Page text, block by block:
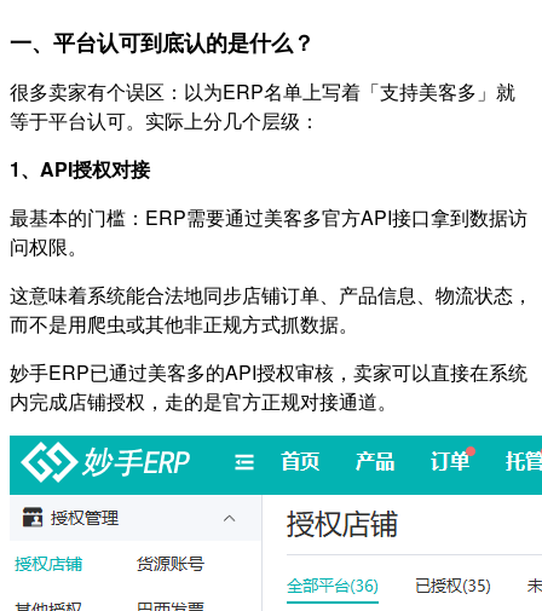
一、平台认可到底认的是什么？
很多卖家有个误区：以为ERP名单上写着「支持美客多」就
等于平台认可。实际上分几个层级：
1、API授权对接
最基本的门槛：ERP需要通过美客多官方API接口拿到数据访
问权限。
这意味着系统能合法地同步店铺订单、产品信息、物流状态，
而不是用爬虫或其他非正规方式抓数据。
妙手ERP已通过美客多的API授权审核，卖家可以直接在系统
内完成店铺授权，走的是官方正规对接通道。